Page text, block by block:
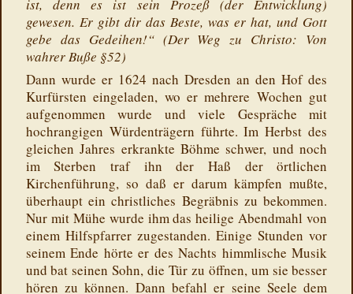
ist, denn es ist sein Prozeß (der Entwicklung)
gewesen. Er gibt dir das Beste, was er hat, und Gott
gebe das Gedeihen!“ (Der Weg zu Christo: Von
wahrer Buße §52)
Dann wurde er 1624 nach Dresden an den Hof des
Kurfürsten eingeladen, wo er mehrere Wochen gut
aufgenommen wurde und viele Gespräche mit
hochrangigen Würdenträgern führte. Im Herbst des
gleichen Jahres erkrankte Böhme schwer, und noch
im Sterben traf ihn der Haß der örtlichen
Kirchenführung, so daß er darum kämpfen mußte,
überhaupt ein christliches Begräbnis zu bekommen.
Nur mit Mühe wurde ihm das heilige Abendmahl von
einem Hilfspfarrer zugestanden. Einige Stunden vor
seinem Ende hörte er des Nachts himmlische Musik
und bat seinen Sohn, die Tür zu öffnen, um sie besser
hören zu können. Dann befahl er seine Seele dem